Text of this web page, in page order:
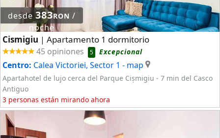
desde383RON /
noche
Cismigiu | Apartamento 1 dormitorio
45 opiniones 5 Excepcional
Centro: Calea Victoriei, Sector 1 - map
Apartahotel de lujo cerca del Parque Cișmigiu - 7 min del Casco
Antiguo
3 personas están mirando ahora